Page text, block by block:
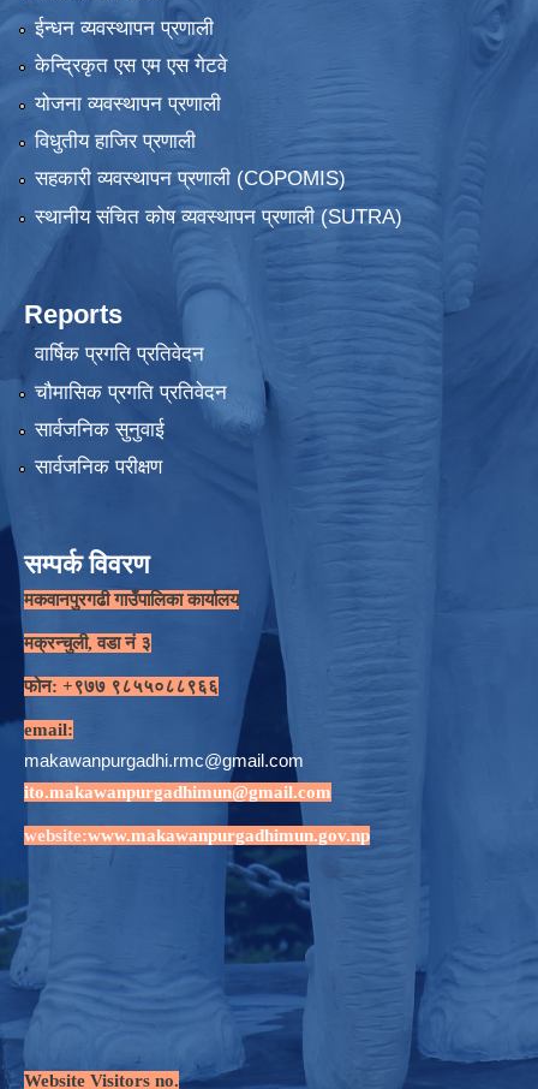
ईन्धन व्यवस्थापन प्रणाली
केन्द्रिकृत एस एम एस गेटवे
योजना व्यवस्थापन प्रणाली
विधुतीय हाजिर प्रणाली
सहकारी व्यवस्थापन प्रणाली (COPOMIS)
स्थानीय संचित कोष व्यवस्थापन प्रणाली (SUTRA)
Reports
वार्षिक प्रगति प्रतिवेदन
चौमासिक प्रगति प्रतिवेदन
सार्वजनिक सुनुवाई
सार्वजनिक परीक्षण
सम्पर्क विवरण
मकवानपुरगढी गाउँपालिका कार्यालय
मक्रन्चुली, वडा नं ३
फोन: +९७७ ९८५५०८८९६६
email:
makawanpurgadhi.rmc@gmail.com
ito.makawanpurgadhimun@gmail.com
website:www.makawanpurgadhimun.gov.np
Website Visitors no.